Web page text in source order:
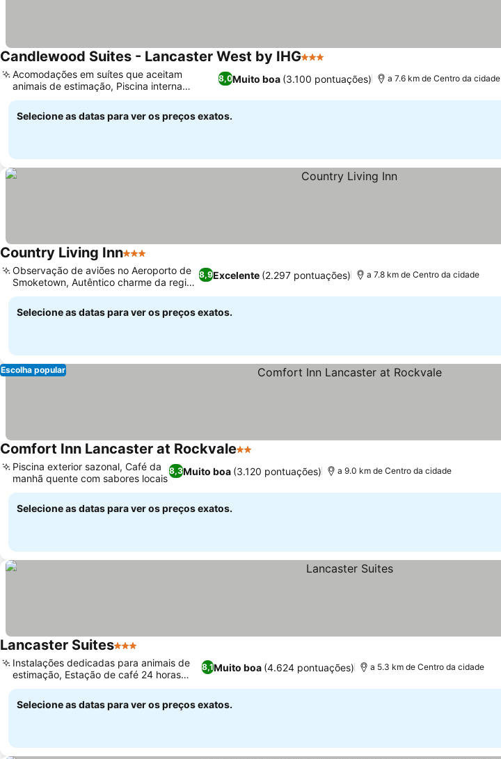
Candlewood Suites - Lancaster West by IHG3 Estrelas
8,0Muito boa (3.100 pontuações)
Acomodações em suítes que aceitam
animais de estimação, Piscina interna
aquecida de água salgada
a 7.6 km de Centro da cidade
Selecione as datas para ver os preços exatos.
Country Living Inn3 Estrelas
8,9Excelente (2.297 pontuações)
Observação de aviões no Aeroporto de
Smoketown, Autêntico charme da região
Amish
a 7.8 km de Centro da cidade
Selecione as datas para ver os preços exatos.
Escolha popular
Comfort Inn Lancaster at Rockvale2 Estrelas
8,3Muito boa (3.120 pontuações)
Piscina exterior sazonal, Café da
manhã quente com sabores locais
a 9.0 km de Centro da cidade
Selecione as datas para ver os preços exatos.
Lancaster Suites3 Estrelas
8,1Muito boa (4.624 pontuações)
Instalações dedicadas para animais de
estimação, Estação de café 24 horas
conveniente
a 5.3 km de Centro da cidade
Selecione as datas para ver os preços exatos.